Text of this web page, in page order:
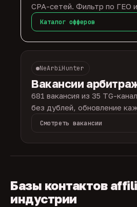
CPA-сетей. Фильтр по ГЕО
Каталог офферов
NeArbiHunter
Вакансии
681 вакансия из 35 TG-
без дублей, обновление
Смотреть вакансии
Базы контактов
индустрии